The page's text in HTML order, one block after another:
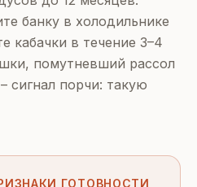
банку в холодильнике
кабачки в течение 3–4
помутневший рассол
сигнал порчи: такую
ГОТОВНОСТИ